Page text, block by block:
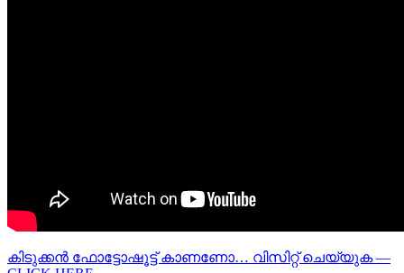
കിടുക്കന്‍ ഫോട്ടോഷൂട്ട്‌ കാണണോ… വിസിറ്റ് ചെയ്യുക —